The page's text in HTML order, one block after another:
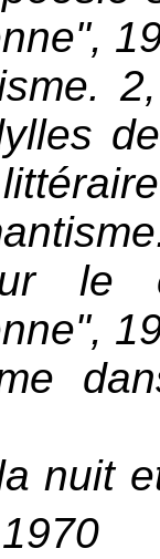
le
nuit